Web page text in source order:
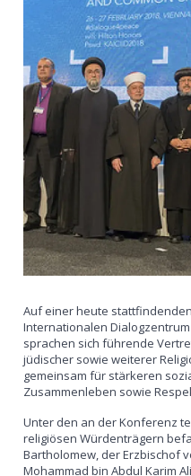
Auf einer heute
Internationalen
sprachen sich führende
jüdischer sowie weiterer
gemeinsam für stärkeren
Zusammenleben sowie
Unter den an der Konferenz
religiösen Würdenträgern
Bartholomew, der Erzbischof
Mohammad bin Abdul Karim